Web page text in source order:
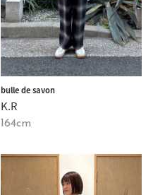
bulle de savon
K.R
164cm